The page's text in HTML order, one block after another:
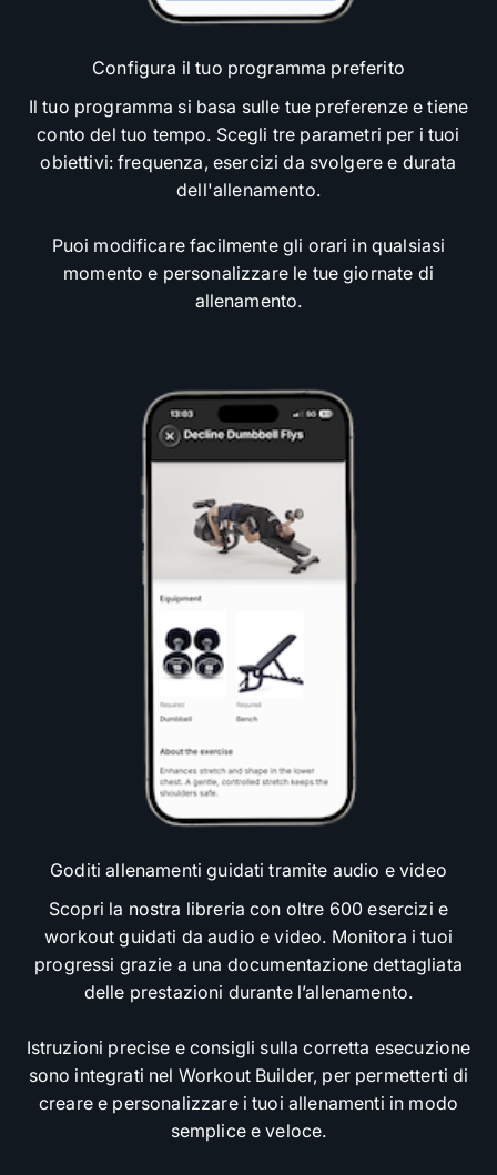
Configura il tuo programma preferito
Il tuo programma si basa sulle tue preferenze e tiene
conto del tuo tempo. Scegli tre parametri per i tuoi
obiettivi: frequenza, esercizi da svolgere e durata
dell'allenamento.
Puoi modificare facilmente gli orari in qualsiasi
momento e personalizzare le tue giornate di
allenamento.
Goditi allenamenti guidati tramite audio e video
Scopri la nostra libreria con oltre 600 esercizi e
workout guidati da audio e video. Monitora i tuoi
progressi grazie a una documentazione dettagliata
delle prestazioni durante l’allenamento.
Istruzioni precise e consigli sulla corretta esecuzione
sono integrati nel Workout Builder, per permetterti di
creare e personalizzare i tuoi allenamenti in modo
semplice e veloce.